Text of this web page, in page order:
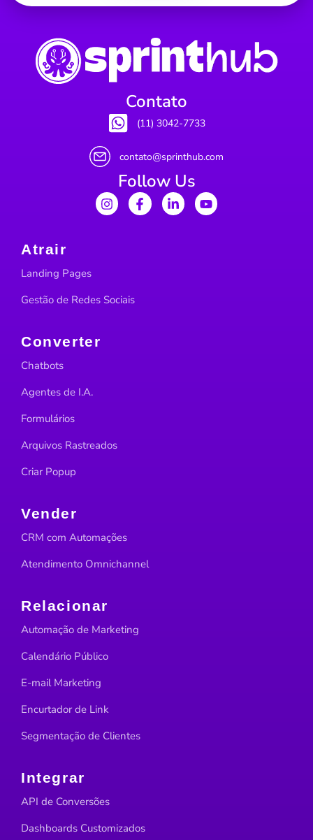
Contato
(11) 3042-7733
contato@sprinthub.com
Follow Us
Atrair
Landing Pages
Gestão de Redes Sociais
Converter
Chatbots
Agentes de I.A.
Formulários
Arquivos Rastreados
Criar Popup
Vender
CRM com Automações
Atendimento Omnichannel
Relacionar
Automação de Marketing
Calendário Público
E-mail Marketing
Encurtador de Link
Segmentação de Clientes
Integrar
API de Conversões
Dashboards Customizados